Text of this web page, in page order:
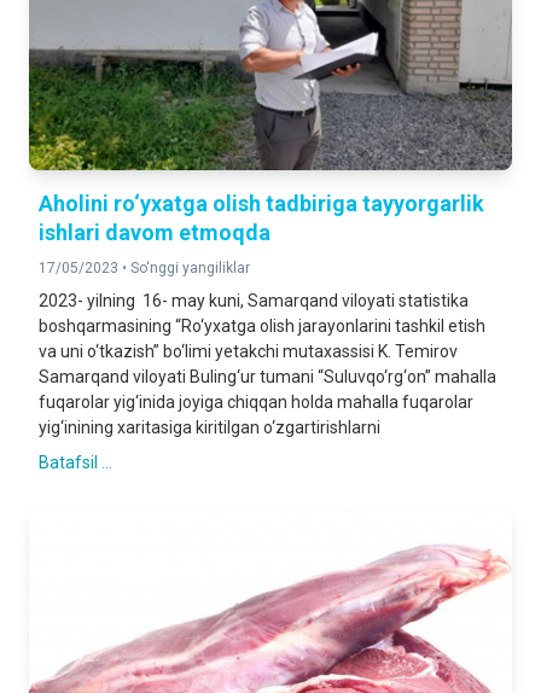
Aholini ro‘yxatga olish tadbiriga tayyorgarlik
ishlari davom etmoqda
17/05/2023 • So‘nggi yangiliklar
2023- yilning 16- may kuni, Samarqand viloyati statistika
boshqarmasining “Ro‘yxatga olish jarayonlarini tashkil etish
va uni o‘tkazish” bo‘limi yetakchi mutaxassisi K. Temirov
Samarqand viloyati Buling‘ur tumani “Suluvqo‘rg‘on” mahalla
fuqarolar yig‘inida joyiga chiqqan holda mahalla fuqarolar
yig‘inining xaritasiga kiritilgan o‘zgartirishlarni
Batafsil ...